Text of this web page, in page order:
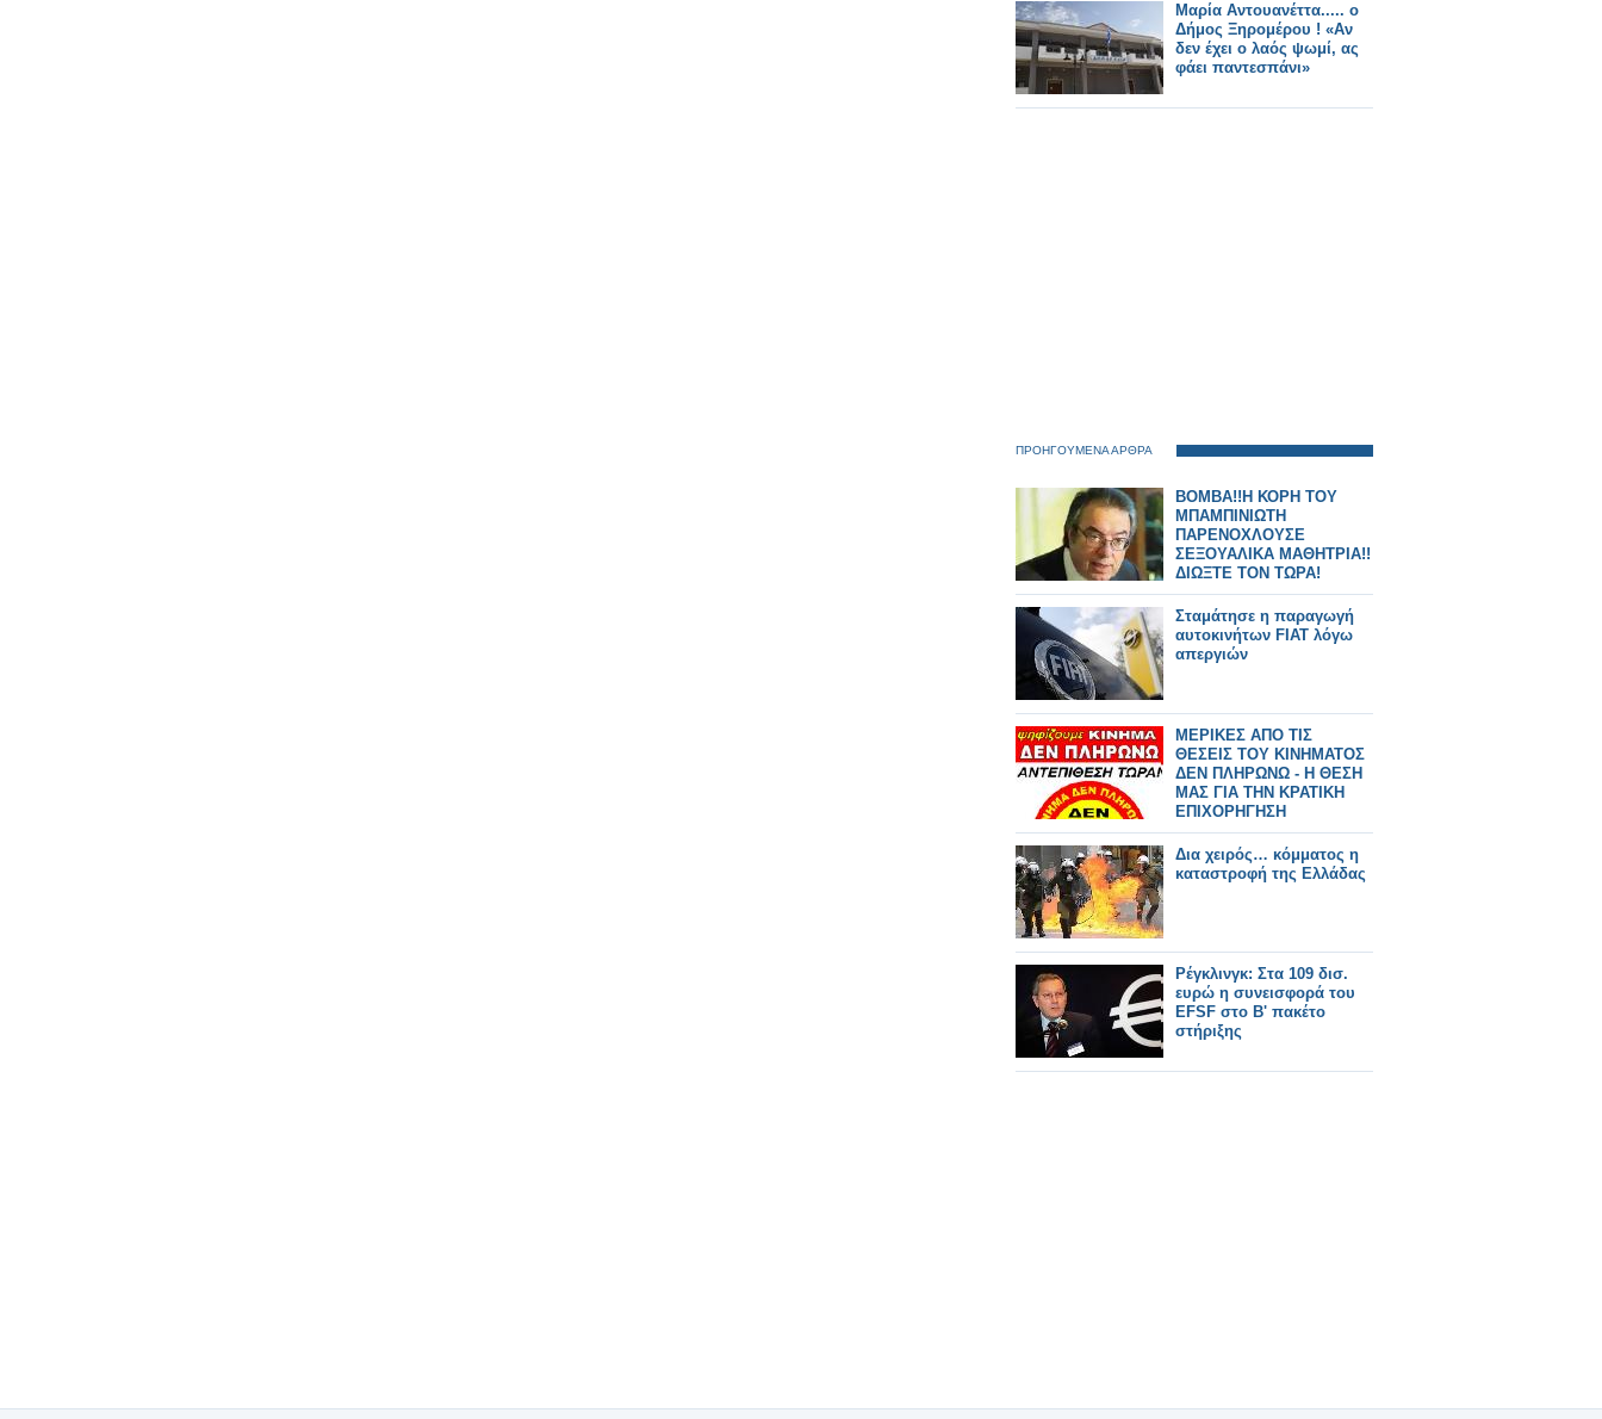
Μαρία Αντουανέττα..... ο
Δήμος Ξηρομέρου ! «Αν
δεν έχει ο λαός ψωμί, ας
φάει παντεσπάνι»
ΠΡΟΗΓΟΥΜΕΝΑ ΑΡΘΡΑ
ΒΟΜΒΑ!!Η ΚΟΡΗ ΤΟΥ
ΜΠΑΜΠΙΝΙΩΤΗ
ΠΑΡΕΝΟΧΛΟΥΣΕ
ΣΕΞΟΥΑΛΙΚΑ ΜΑΘΗΤΡΙΑ!!
ΔΙΩΞΤΕ ΤΟΝ ΤΩΡΑ!
Σταμάτησε η παραγωγή
αυτοκινήτων FIAT λόγω
απεργιών
ΜΕΡΙΚΕΣ ΑΠΟ ΤΙΣ
ΘΕΣΕΙΣ ΤΟΥ ΚΙΝΗΜΑΤΟΣ
ΔΕΝ ΠΛΗΡΩΝΩ - Η ΘΕΣΗ
ΜΑΣ ΓΙΑ ΤΗΝ ΚΡΑΤΙΚΗ
ΕΠΙΧΟΡΗΓΗΣΗ
Δια χειρός… κόμματος η
καταστροφή της Ελλάδας
Ρέγκλινγκ: Στα 109 δισ.
ευρώ η συνεισφορά του
EFSF στο B' πακέτο
στήριξης